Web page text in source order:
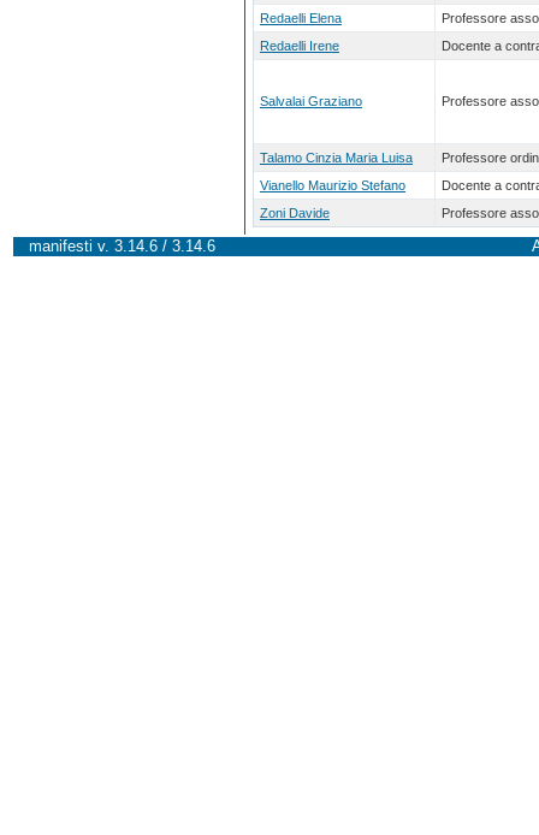
Redaelli Elena
Professore
Redaelli Irene
Docente a
Salvalai Graziano Professore
Talamo Cinzia Maria Luisa
Professore
Vianello Maurizio Stefano
Docente a
Zoni Davide
Professore
manifesti v. 3.14.6 / 3.14.6